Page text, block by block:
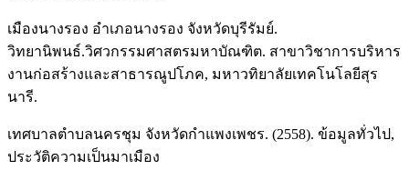
เมืองนางรอง อำเภอนางรอง จังหวัดบุรีรัมย์.
วิทยานิพนธ์.วิศวกรรมศาสตรมหาบัณฑิต. สาขาวิชาการบริหาร
งานก่อสร้างและสาธารณูปโภค, มหาวทิยาลัยเทคโนโลยีสุร
นารี.
เทศบาลตำบลนครชุม จังหวัดกำแพงเพชร. (2558). ข้อมูลทั่วไป,
ประวัติความเป็นมาเมือง